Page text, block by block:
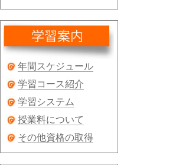
年間スケジュール
学習コース紹介
学習システム
授業料について
その他資格の取得